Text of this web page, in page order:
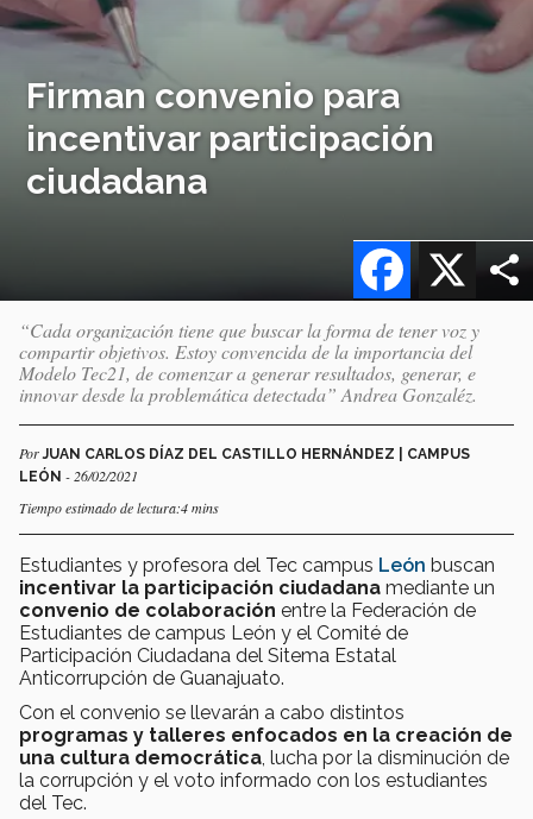
Firman convenio para
incentivar participación
ciudadana
X
Facebook
“Cada organización tiene que buscar la forma de tener voz y
compartir objetivos. Estoy convencida de la importancia del
Modelo Tec21, de comenzar a generar resultados, generar, e
innovar desde la problemática detectada” Andrea Gonzaléz.
PorJUAN CARLOS DÍAZ DEL CASTILLO HERNÁNDEZ | CAMPUS
LEÓN - 26/02/2021
Tiempo estimado de lectura:4 mins
Estudiantes y profesora del Tec campus León buscan
incentivar la participación ciudadana mediante un
convenio de colaboración entre la Federación de
Estudiantes de campus León y el Comité de
Participación Ciudadana del Sitema Estatal
Anticorrupción de Guanajuato.
Con el convenio se llevarán a cabo distintos
programas y talleres enfocados en la creación de
una cultura democrática , lucha por la disminución de
la corrupción y el voto informado con los estudiantes
del Tec.